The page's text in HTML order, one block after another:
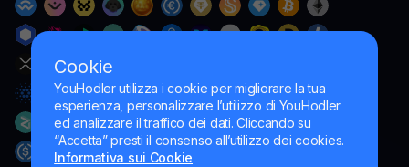
Cookie
YouHodler utilizza i cookie per migliorare la tua
esperienza, personalizzare l’utilizzo di YouHodler
ed analizzare il traffico dei dati. Cliccando su
“Accetta” presti il consenso all’utilizzo dei cookies.
Informativa sui Cookie